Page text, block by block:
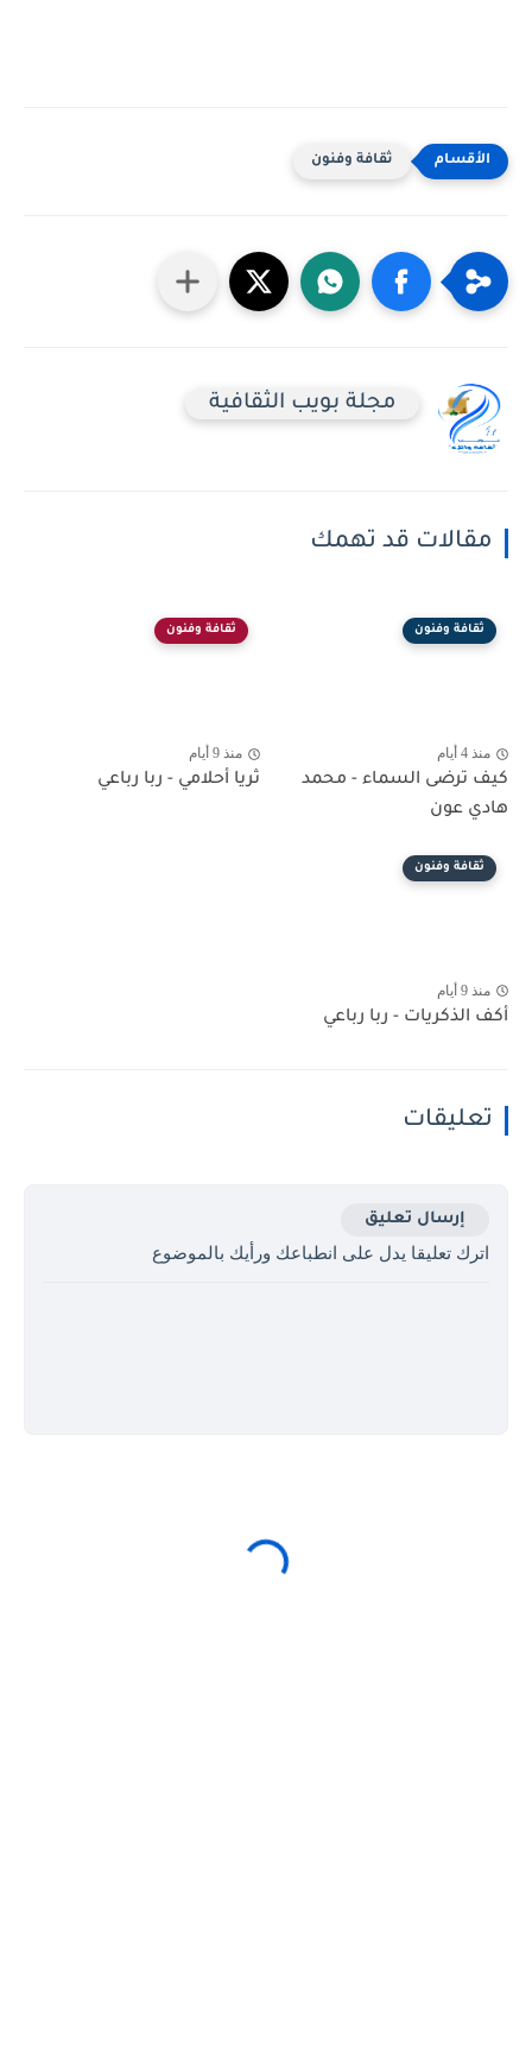
ثقافة وفنون
مجلة بويب الثقافية
مقالات قد تهمك
ثقافة وفنون
منذ 4 أيام
كيف ترضى السماء - محمد
هادي عون
ثقافة وفنون
منذ 9 أيام
ثريا أحلامي - ربا رباعي
ثقافة وفنون
منذ 9 أيام
أكف الذكريات - ربا رباعي
تعليقات
إرسال تعليق
اترك تعليقا يدل على انطباعك ورأيك بالموضوع